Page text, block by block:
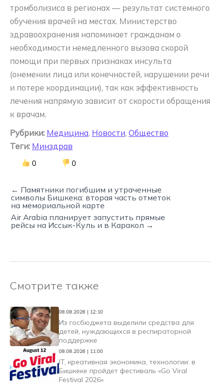
тромболизиса в регионах — результат системного
обучения врачей на местах. Министерство
здравоохранения напоминает гражданам о
необходимости немедленного вызова скорой
помощи при первых признаках инсульта
(онемении лица или конечностей, нарушении речи
и потере координации), так как эффективность
лечения напрямую зависит от скорости обращения
к врачам.
Рубрики: Медицина, Новости, Общество
Теги: Минздрав
0 0
← Памятники погибшим и утраченные
символы Бишкека: вторая часть отметок
на мемориальной карте
Air Arabia планирует запустить прямые
рейсы на Иссык-Куль и в Каракол →
Смотрите также
08.08.2026 | 12:10
Из госбюджета выделили средства для
детей, нуждающихся в респираторной
поддержке
08.08.2026 | 11:00
IT, креативная экономика, технологии: в
Бишкеке пройдет фестиваль «Go Viral
Festival 2026»